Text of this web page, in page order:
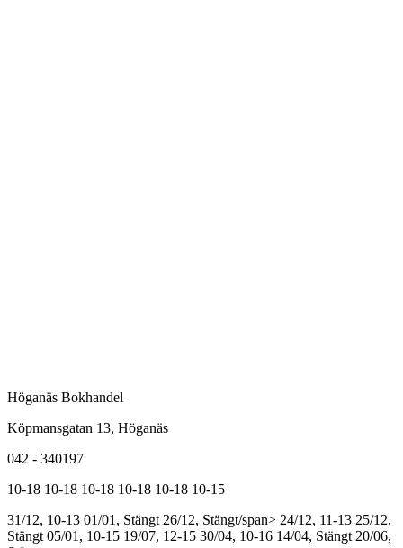
Höganäs Bokhandel
Köpmansgatan 13, Höganäs
042 - 340197
10-18 10-18 10-18 10-18 10-18 10-15
31/12, 10-13 01/01, Stängt 26/12, Stängt/span> 24/12, 11-13 25/12,
Stängt 05/01, 10-15 19/07, 12-15 30/04, 10-16 14/04, Stängt 20/06,